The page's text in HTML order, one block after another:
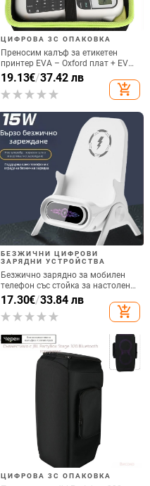
ЦИФРОВА 3C ОПАКОВКА
Преносим калъф за етикетен
принтер EVA – Oxford плат + EVA,
горещо пресовано EVA и шиене,
товароподемност 10 кг
19.13€/37.42 лв
add_shopping_cart
БЕЗЖИЧНИ ЦИФРОВИ
ЗАРЯДНИ УСТРОЙСТВА
Безжично зарядно за мобилен
телефон със стойка за настолен
монтаж за хоризонтално или
вертикално ползване, QC3.0, 2 A,
15 W, Бързо зареждане
17.30€/33.84 лв
add_shopping_cart
ЦИФРОВА 3C ОПАКОВКА